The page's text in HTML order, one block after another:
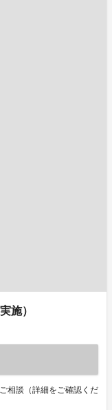
施）
相談（詳細をご確認くだ